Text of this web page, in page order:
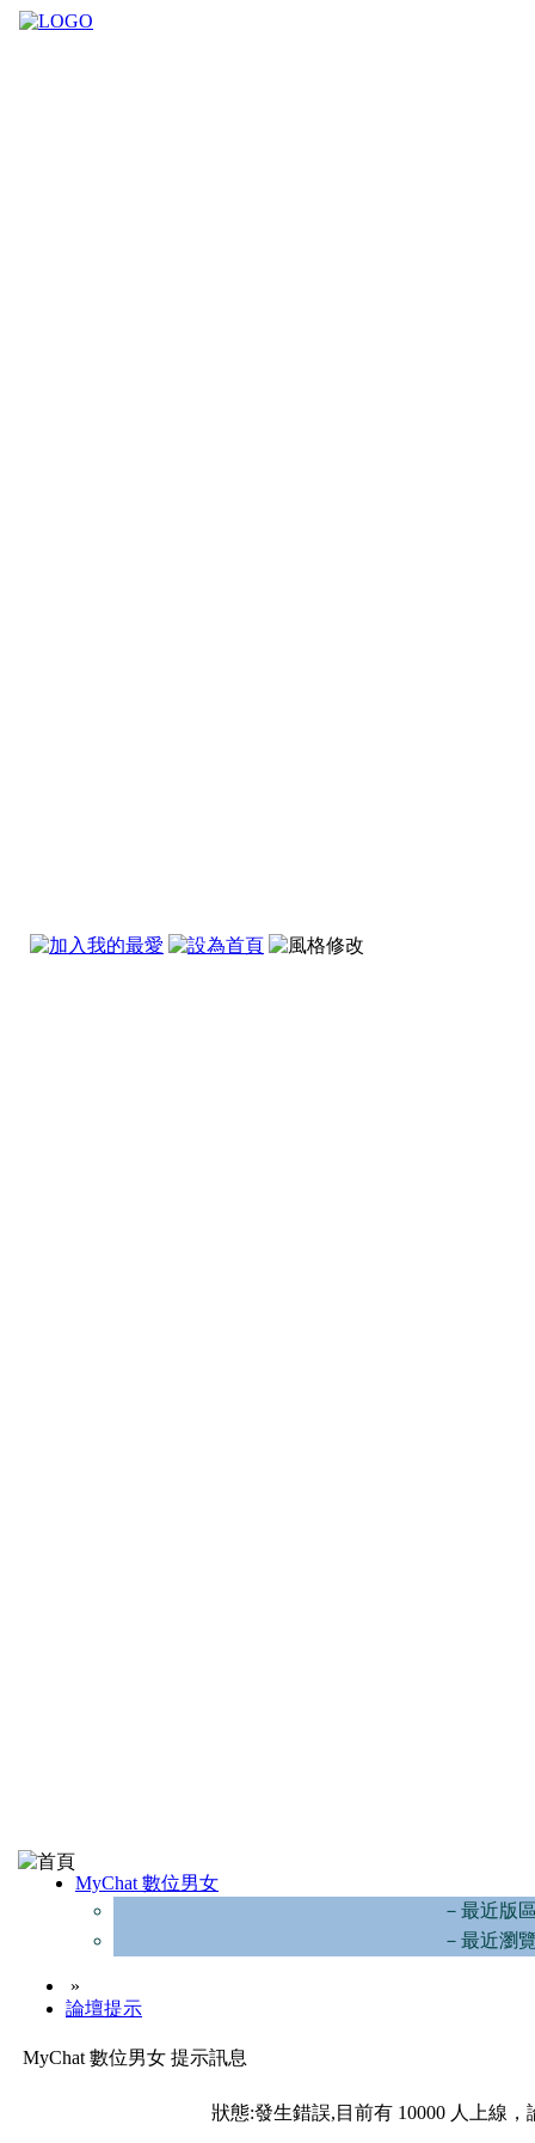
MyChat 數位男女
－最近版
－最近瀏
»
論壇提示
MyChat 數位男女 提示訊息
狀態:發生錯誤,目前有 10000 人上線